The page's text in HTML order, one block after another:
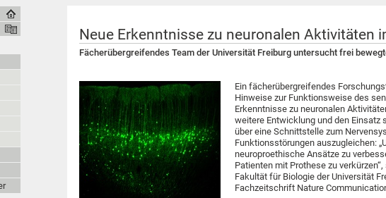
Neue Erkenntnisse zu neuronalen Aktivitäten
Fächerübergreifendes Team der Universität Freiburg untersucht frei
Ein fächerübergreifendes
Hinweise zur Funktionsweise des
Erkenntnisse zu neuronalen
weitere Entwicklung und den Einsatz
über eine Schnittstelle zum
Funktionsstörungen auszugleichen:
neuroproethische Ansätze zu
Patienten mit Prothese zu
Fakultät für Biologie der Universität
Fachzeitschrift Nature